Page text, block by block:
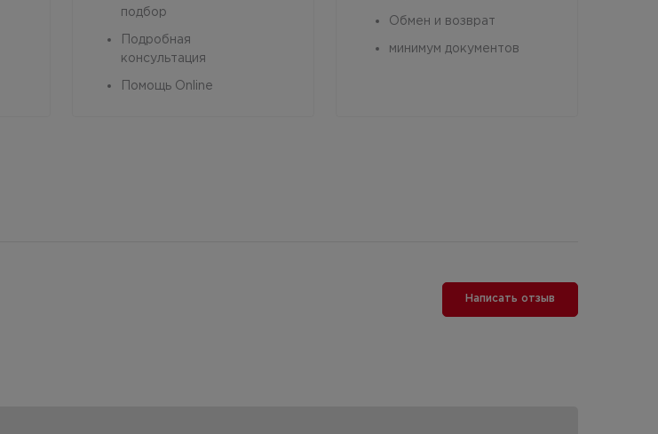
подбор
Подробная
консультация
Помощь Online
Обмен и возврат
минимум документов
Написать отзыв